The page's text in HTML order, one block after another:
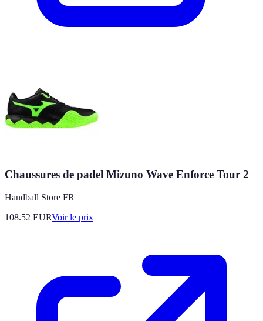
Chaussures de padel Mizuno Wave Enforce Tour 2
Handball Store FR
108.52 EURVoir le prix